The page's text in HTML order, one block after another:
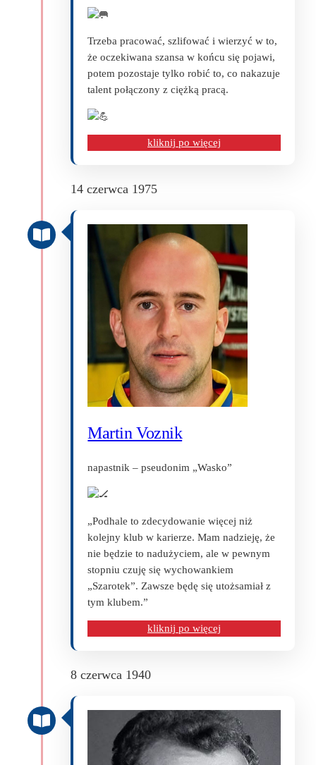
Trzeba pracować, szlifować i wierzyć w to,
że oczekiwana szansa w końcu się pojawi,
potem pozostaje tylko robić to, co nakazuje
talent połączony z ciężką pracą.
kliknij po więcej
14 czerwca 1975
Martin Voznik
napastnik – pseudonim „Wasko”
„Podhale to zdecydowanie więcej niż
kolejny klub w karierze. Mam nadzieję, że
nie będzie to nadużyciem, ale w pewnym
stopniu czuję się wychowankiem
„Szarotek”. Zawsze będę się utożsamiał z
tym klubem.”
kliknij po więcej
8 czerwca 1940